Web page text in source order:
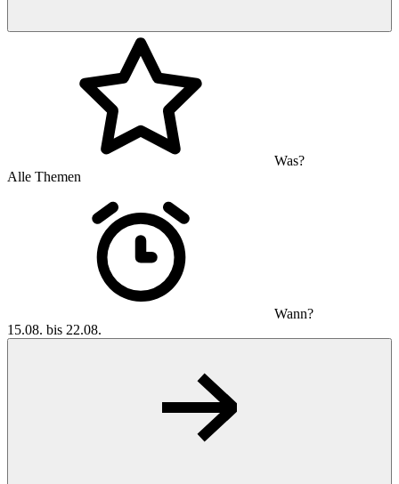
Was?
Alle Themen
Wann?
15.08. bis 22.08.